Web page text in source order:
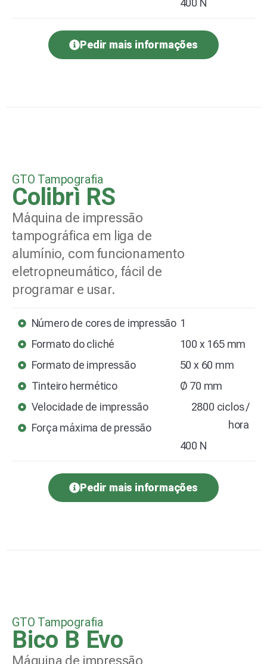
400 N
Pedir mais informações
GTO Tampografia
Colibrì RS
Máquina de impressão
tampográfica em liga de
alumínio, com funcionamento
eletropneumático, fácil de
programar e usar.
Número de cores de impressão
Formato do cliché
Formato de impressão
Tinteiro hermético
Velocidade de impressão
Força máxima de pressão
1
100 x 165 mm
50 x 60 mm
Ø 70 mm
2800 ciclos /
hora
400 N
Pedir mais informações
GTO Tampografia
Bico B Evo
Máquina de impressão